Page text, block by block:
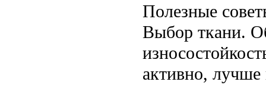
Полезные
Выбор ткани.
активно, лучше